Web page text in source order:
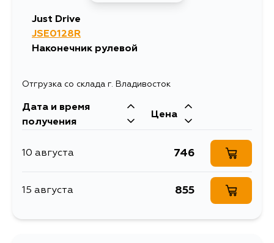
Just Drive
JSE0128R
Наконечник рулевой
Отгрузка со склада г. Владивосток
Дата и время
получения
Цена
10 августа 746
15 августа 855